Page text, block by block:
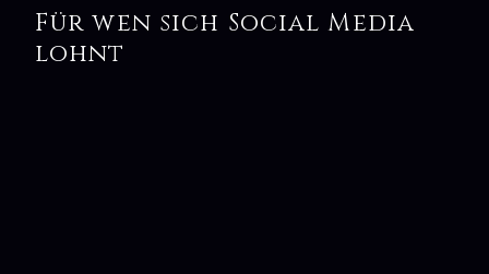
Für wen sich Social Media
lohnt